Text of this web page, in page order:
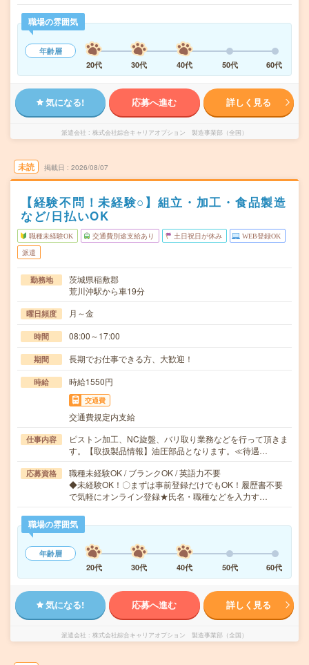
職場の雰囲気
年齢層
20代
30代 40代 50代 60代
気になる! 応募へ進む 詳しく見る
派遣会社 株式会社綜合キャリアオプション 製造事業部（全国）
未読 掲載日 2026/08/07
【経験不問！未経験○】組立・加工・食品製造
など/日払いOK
職種未経験OK 交通費別途支給あり 土日祝日が休み WEB登録OK
派遣
勤務地
茨城県稲敷郡
荒川沖駅から車19分
曜日頻度 月～金
時間 08:00～17:00
期間 長期でお仕事できる方、大歓迎！
時給 時給1550円
交通費
交通費規定内支給
仕事内容
ピストン加工、NC旋盤、バリ取り業務などを行って頂きま
す。【取扱製品情報】油圧部品となります。≪待遇…
応募資格
職種未経験OK / ブランクOK / 英語力不要
◆未経験OK！〇まずは事前登録だけでもOK！履歴書不要
で気軽にオンライン登録★氏名・職種などを入力す…
職場の雰囲気
年齢層
20代
30代 40代 50代 60代
気になる! 応募へ進む 詳しく見る
派遣会社 株式会社綜合キャリアオプション 製造事業部（全国）